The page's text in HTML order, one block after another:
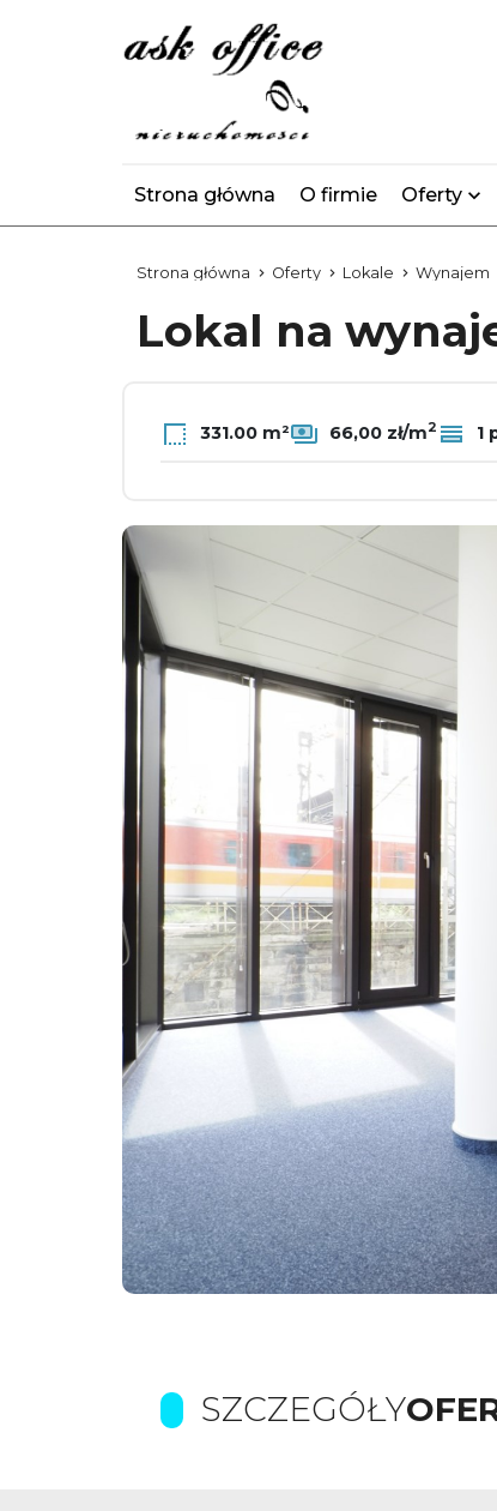
Strona główna O firmie Oferty
Strona główna Oferty Lokale Wynajem
Lokal na
331.00 m² 66,00 zł/m2 1
SZCZEGÓŁY